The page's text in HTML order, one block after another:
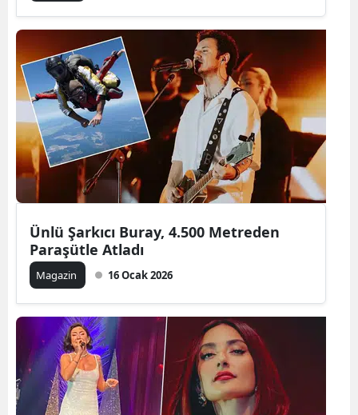
Ünlü Şarkıcı Buray, 4.500 Metreden
Paraşütle Atladı
Magazin 16 Ocak 2026